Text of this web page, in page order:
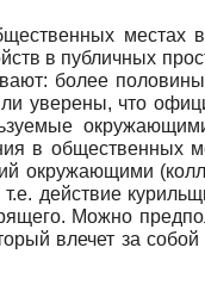
местах
в публичных
более
уверены, что
в
окружающими
действие
Можно
влечет за